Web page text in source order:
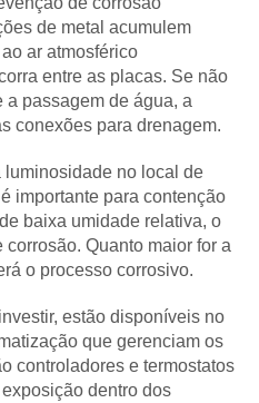
de metal acumulem
ar atmosférico
entre as placas. Se não
passagem de água, a
conexões para drenagem.
luminosidade no local de
importante para contenção
baixa umidade relativa, o
Quanto maior for a
o processo corrosivo.
estão disponíveis no
que gerenciam os
controladores e termostatos
dentro dos